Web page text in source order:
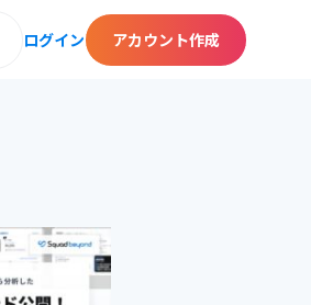
ログイン アカウント作成